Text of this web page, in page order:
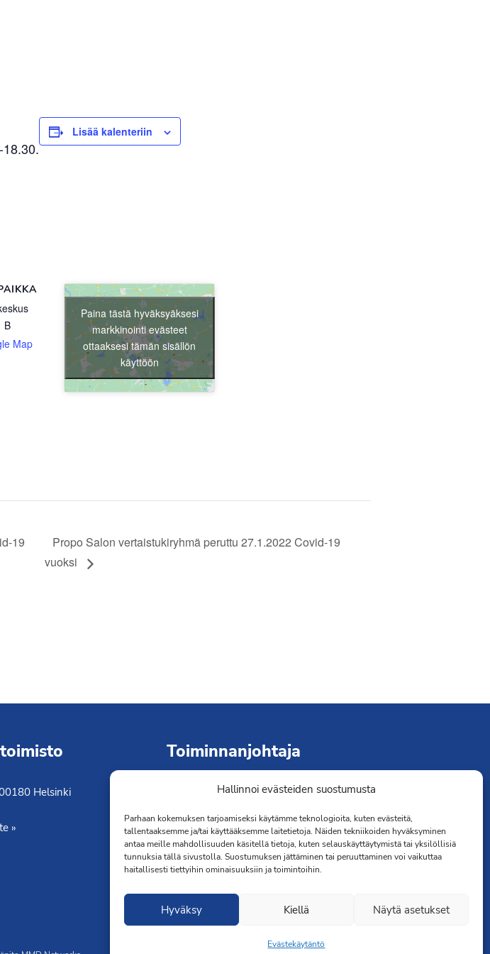
Hallinnoi evästeiden suostumusta
Parhaan kokemuksen tarjoamiseksi käytämme teknologioita, kuten evästeitä,
tallentaaksemme ja/tai käyttääksemme laitetietoja. Näiden tekniikoiden hyväksyminen
antaa meille mahdollisuuden käsitellä tietoja, kuten selauskäyttäytymistä tai yksilöllisiä
tunnuksia tällä sivustolla. Suostumuksen jättäminen tai peruuttaminen voi vaikuttaa
haitallisesti tiettyihin ominaisuuksiin ja toimintoihin.
Hyväksy Kiellä Näytä asetukset
Evästekäytäntö
Lisää kalenteriin
B
Map
Paina tästä hyväksyäksesi
markkinointi evästeet
ottaaksesi tämän sisällön
käyttöön
19
Propo Salon vertaistukiryhmä peruttu 27.1.2022 Covid-19
vuoksi
Helsinki
»
Toiminnanjohtaja
Kimmo Järvinen
041 501 4176